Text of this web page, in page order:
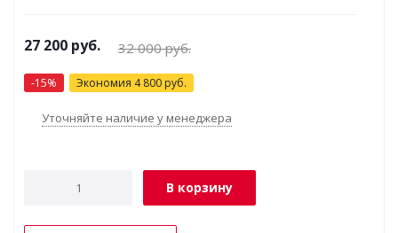
27 200 руб. 32 000руб.
-15% Экономия 4 800 руб.
Уточняйте наличие у менеджера
В корзину